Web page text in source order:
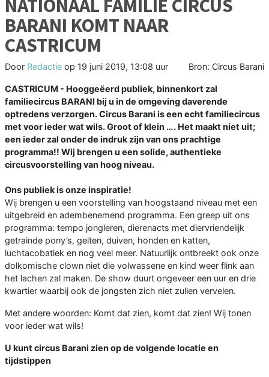
NATIONAAL FAMILIE CIRCUS
BARANI KOMT NAAR
CASTRICUM
Door Redactie op 19 juni 2019, 13:08 uur Bron: Circus Barani
CASTRICUM - Hooggeëerd publiek, binnenkort zal
familiecircus BARANI bij u in de omgeving daverende
optredens verzorgen. Circus Barani is een echt familiecircus
met voor ieder wat wils. Groot of klein …. Het maakt niet uit;
een ieder zal onder de indruk zijn van ons prachtige
programma!! Wij brengen u een solide, authentieke
circusvoorstelling van hoog niveau.
Ons publiek is onze inspiratie!
Wij brengen u een voorstelling van hoogstaand niveau met een
uitgebreid en adembenemend programma. Een greep uit ons
programma: tempo jongleren, dierenacts met diervriendelijk
getrainde pony’s, geiten, duiven, honden en katten,
luchtacobatiek en nog veel meer. Natuurlijk ontbreekt ook onze
dolkomische clown niet die volwassene en kind weer flink aan
het lachen zal maken. De show duurt ongeveer een uur en drie
kwartier waarbij ook de jongsten zich niet zullen vervelen.
Met andere woorden: Komt dat zien, komt dat zien! Wij tonen
voor ieder wat wils!
U kunt circus Barani zien op de volgende locatie en
tijdstippen